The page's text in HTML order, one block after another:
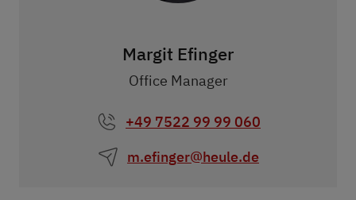
Margit Efinger
Office Manager
+49 7522 99 99 060
m.efinger@heule.de